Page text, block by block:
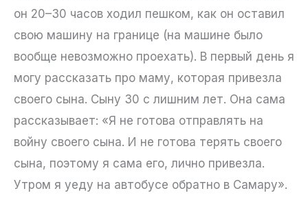
он 20–30 часов ходил пешком, как он оставил
свою машину на границе (на машине было
вообще невозможно проехать). В первый день я
могу рассказать про маму, которая привезла
своего сына. Сыну 30 с лишним лет. Она сама
рассказывает: «Я не готова отправлять на
войну своего сына. И не готова терять своего
сына, поэтому я сама его, лично привезла.
Утром я уеду на автобусе обратно в Самару».